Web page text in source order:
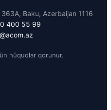
Baku, Azerbaijan 1116
400 55 99
hüquqlar qorunur.